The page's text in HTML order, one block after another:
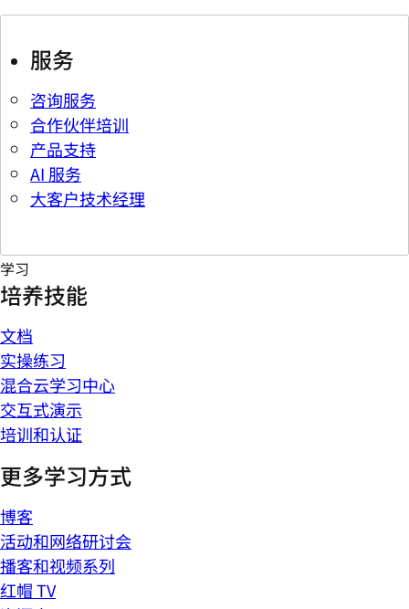
服务
咨询服务
合作伙伴培训
产品支持
AI 服务
大客户技术经理
学习
培养技能
文档
实操练习
混合云学习中心
交互式演示
培训和认证
更多学习方式
博客
活动和网络研讨会
播客和视频系列
红帽 TV